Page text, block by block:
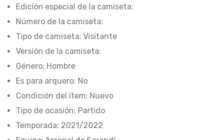
Edición especial de la camiseta:
Número de la camiseta:
Tipo de camiseta: Visitante
Versión de la camiseta:
Género: Hombre
Es para arquero: No
Condición del ítem: Nuevo
Tipo de ocasión: Partido
Temporada: 2021/2022